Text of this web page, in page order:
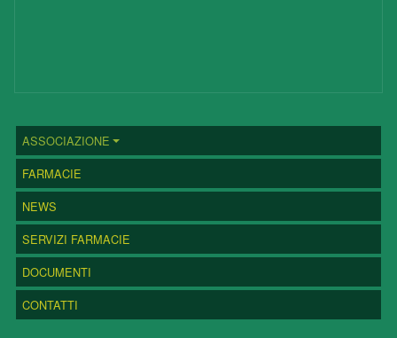
MENU PRINCIPALE
ASSOCIAZIONE
FARMACIE
NEWS
SERVIZI FARMACIE
DOCUMENTI
CONTATTI